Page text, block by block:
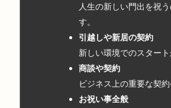
人生の新しい門出を祝
す。
引越しや新居の契約
新しい環境でのスター
商談や契約
ビジネス上の重要な契
お祝い事全般